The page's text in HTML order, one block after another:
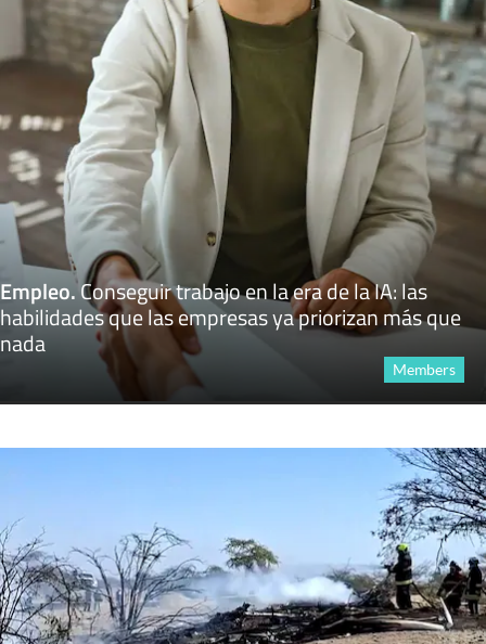
Empleo.Conseguir trabajo en la era de la IA: las
habilidades que las empresas ya priorizan más que
nada
Members